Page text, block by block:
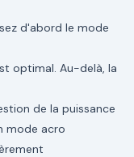
d'abord le mode
optimal. Au-delà, la
de la puissance
mode acro